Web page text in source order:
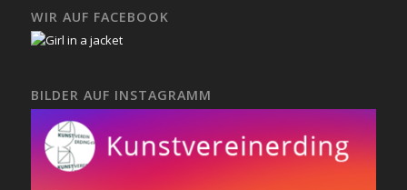
WIR AUF FACEBOOK
BILDER AUF INSTAGRAMM